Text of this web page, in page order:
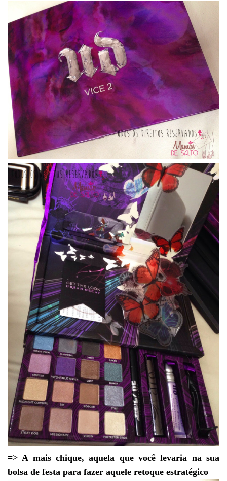
=> A mais chique, aquela que você levaria na sua
bolsa de festa para fazer aquele retoque estratégico